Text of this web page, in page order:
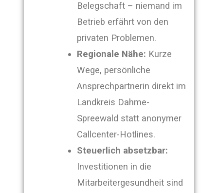
Belegschaft – niemand im
Betrieb erfährt von den
privaten Problemen.
Regionale Nähe: Kurze
Wege, persönliche
Ansprechpartnerin direkt im
Landkreis Dahme-
Spreewald statt anonymer
Callcenter-Hotlines.
Steuerlich absetzbar:
Investitionen in die
Mitarbeitergesundheit sind